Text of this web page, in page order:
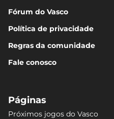
Fórum do Vasco
Política de privacidade
Regras da comunidade
Fale conosco
Páginas
Próximos jogos do Vasco